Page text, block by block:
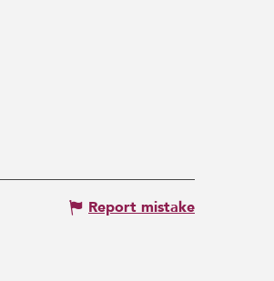
Report mistake